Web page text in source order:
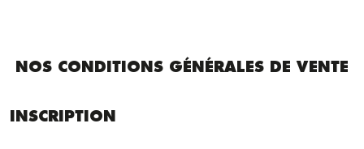
NOS CONDITIONS GÉNÉRALES DE VENTE
INSCRIPTION